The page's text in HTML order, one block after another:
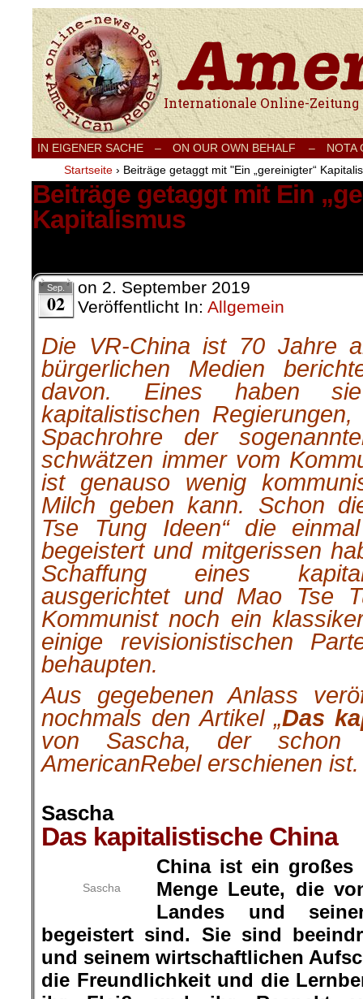
Internationale Onlinezeitung für Frieden,
IN EIGENER SACHE – ON OUR OWN BEHALF –
NOTA
Startseite › Beiträge getaggt mit "Ein „gereinigter“
Beiträge getaggt mit Ein
Kapitalismus
Sep.
02
on 2. September 2019
Veröffentlicht In: Allgemein
Die VR-China ist 70 Jahre
bürgerlichen Medien
davon. Eines haben
kapitalistischen
Spachrohre der
schwätzen immer vom
ist genauso wenig
Milch geben kann. Schon
Tse Tung Ideen“ die
begeistert und mitgerissen
Schaffung eines
ausgerichtet und Mao Tse
Kommunist noch ein
einige revisionistischen
behaupten.
Aus gegebenen Anlass
nochmals den Artikel „Das
von Sascha, der
AmericanRebel erschienen ist.
Sascha
Das kapitalistische China
Sascha
China ist ein
Menge Leute, die
Landes und
begeistert sind. Sie sind
und seinem wirtschaftlichen
die Freundlichkeit und die